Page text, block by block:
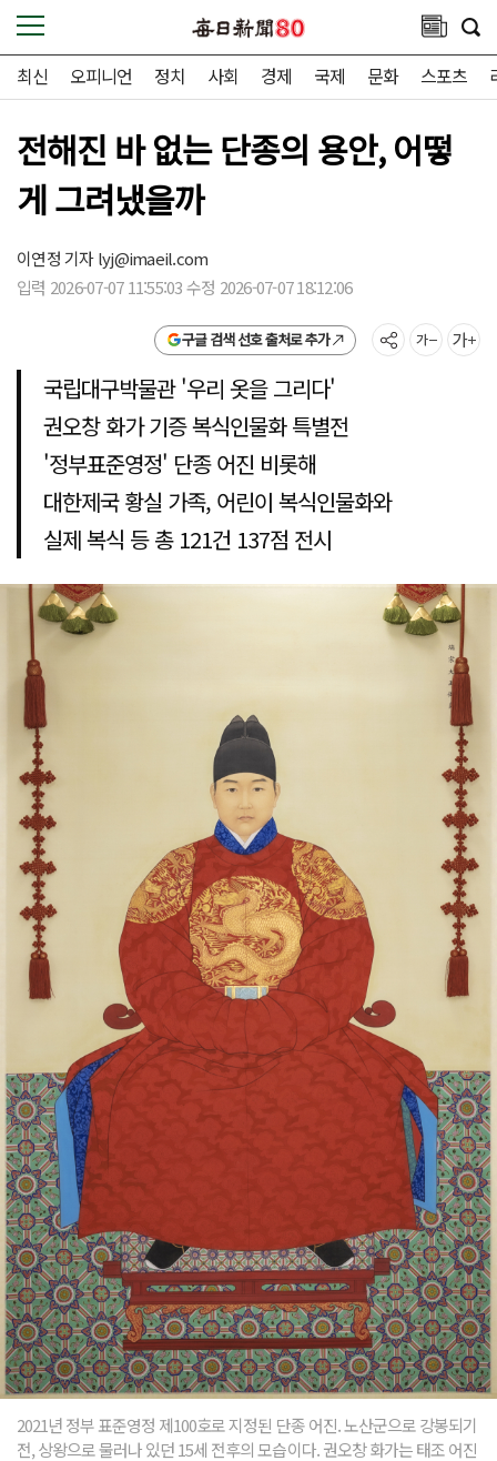
최신 오피니언 정치 사회 경제 국제 문화 스포츠
전해진 바 없는 단종의 용안, 어떻
게 그려냈을까
이연정 기자lyj@imaeil.com
입력 2026-07-07 11:55:03 수정 2026-07-07 18:12:06
구글 검색 선호 출처로 추가
국립대구박물관 '우리 옷을 그리다'
권오창 화가 기증 복식인물화 특별전
'정부표준영정' 단종 어진 비롯해
대한제국 황실 가족, 어린이 복식인물화와
실제 복식 등 총 121건 137점 전시
2021년 정부 표준영정 제100호로 지정된 단종 어진. 노산군으로 강봉되기
전, 상왕으로 물러나 있던 15세 전후의 모습이다. 권오창 화가는 태조 어진